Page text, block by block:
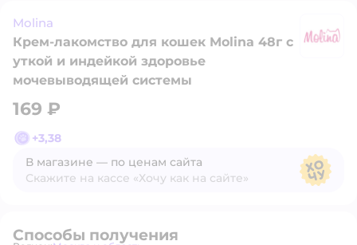
Molina
Крем-лакомство для кошек Molina 48г с
уткой и индейкой здоровье
мочевыводящей системы
169 ₽
+3,38
В магазине — по ценам сайта
Скажите на кассе «Хочу как на сайте»
Способы получения